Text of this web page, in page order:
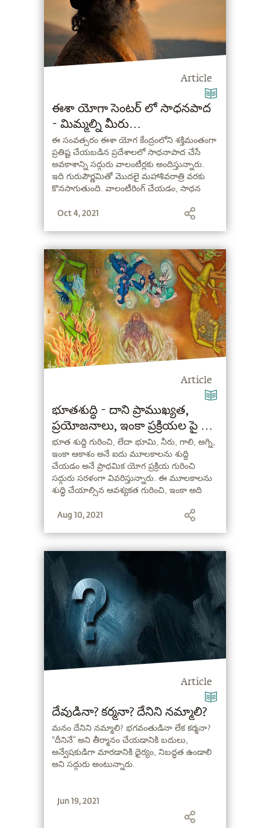
Article
ఈశా యోగా సెంటర్ లో సాధనపాద
- మిమ్మల్ని మీరు
సమర్పించుకునేందుకు ఒక అవకాశం
ఈ సంవత్సరం ఈశా యోగ కేంద్రంలోని శక్తిమంతంగా
ప్రతిష్ట చేయబడిన ప్రదేశాలలో సాధనాపాద చేసే
అవకాశాన్ని సద్గురు వాలంటీర్లకు అందిస్తున్నారు.
ఇది గురుపౌర్ణమితో మొదలై మహాశివరాత్రి వరకు
కొనసాగుతుంది. వాలంటీరింగ్ చేయడం, సాధన
తమ అత్యున్నతమైన సామర్థ్యాన్ని కనుగొనేందుకు
Oct 4, 2021
Article
భూతశుద్ధి - దాని ప్రాముఖ్యత,
ప్రయోజనాలు, ఇంకా ప్రక్రియల పై ఒక
సమగ్ర సూచిక
భూత శుద్ది గురించి, లేదా భూమి, నీరు, గాలి, అగ్ని,
ఇంకా ఆకాశం అనే ఐదు మూలకాలను శుద్ది
చేయడం అనే ప్రాధమిక యోగ ప్రక్రియ గురించి
సద్గురు సరళంగా వివరిస్తున్నారు. ఈ మూలకాలను
శుద్ధి చేయాల్సిన ఆవశ్యకత గురించి, ఇంకా అది
అన్నదాని గురించి కూడా వివరిస్తున్నారు.
Aug 10, 2021
Article
దేవుడినా? కర్మనా? దేనిని నమ్మాలి?
మనం దేనిని నమ్మాలి? భగవంతుడినా లేక కర్మనా?
"దీనినే” అని తీర్మానం చేయడానికి బదులు,
అన్వేషకుడిగా మారడానికి ధైర్యం, నిబద్ధత ఉండాలి
అని సద్గురు అంటున్నారు.
Jun 19, 2021